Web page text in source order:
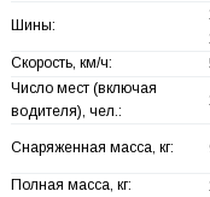
Шины:
Скорость, км/ч:
Число мест (включая
водителя), чел.:
Снаряженная масса, кг:
Полная масса, кг: